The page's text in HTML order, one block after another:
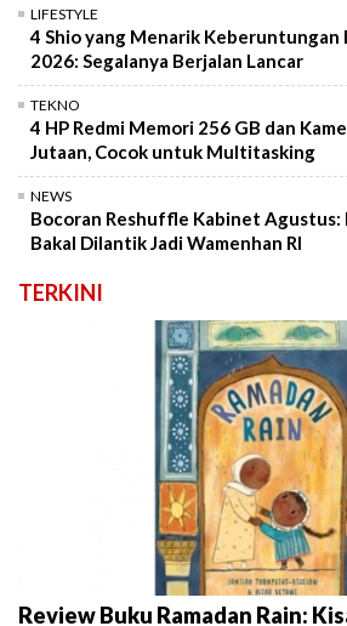
LIFESTYLE
4 Shio yang Menarik Keberuntungan
2026: Segalanya Berjalan Lancar
TEKNO
4 HP Redmi Memori 256 GB dan
Jutaan, Cocok untuk Multitasking
NEWS
Bocoran Reshuffle Kabinet Agustus:
Bakal Dilantik Jadi Wamenhan RI
TERKINI
Review Buku Ramadan Rain: